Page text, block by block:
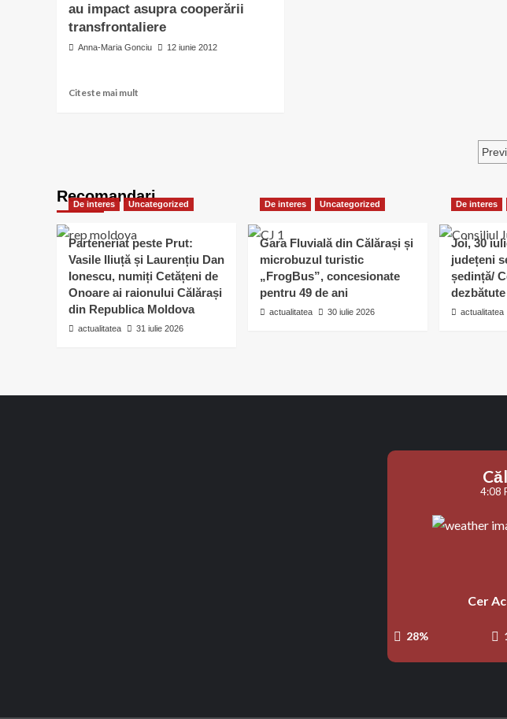
mandatul
pierdut
cercetat
au impact asupra cooperării
transfrontaliere
Anna-Maria Gonciu 12 iunie 2012
Citeste mai mult
au
impact
cooperării
transfrontaliere
Recomandari
De interes Uncategorized
Parteneriat peste Prut:
Vasile Iliuță și Laurențiu Dan
Ionescu, numiți Cetățeni de
Onoare ai raionului Călărași
din Republica Moldova
actualitatea 31 iulie 2026
De interes Uncategorized
Gara Fluvială din Călărași și
microbuzul turistic
„FrogBus”, concesionate
pentru 49 de ani
actualitatea 30 iulie 2026
De interes
Joi, 30
județeni
ședință/
dezbătute
actualitatea
4:08
Cer
28%